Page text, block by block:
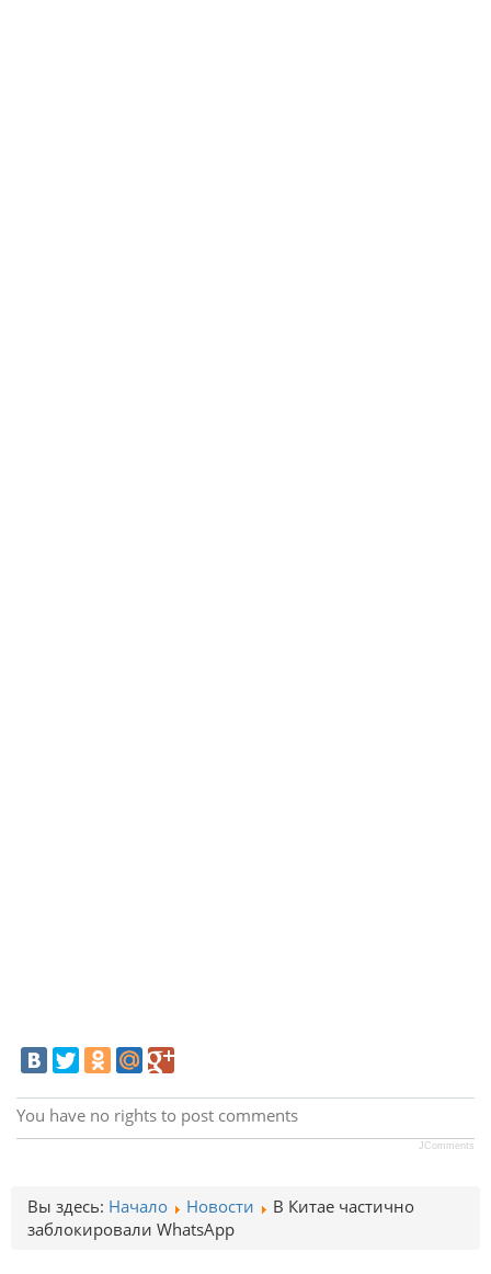
You have no rights to post comments
JComments
Вы здесь: Начало Новости
В Китае частично
заблокировали WhatsApp